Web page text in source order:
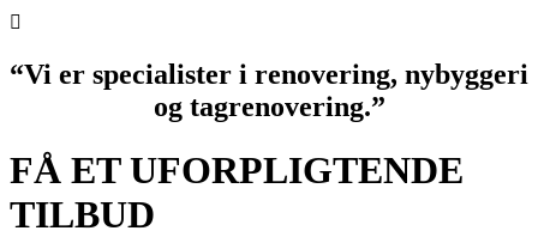

“Vi er specialister i renovering, nybyggeri
og tagrenovering.”
FÅ ET UFORPLIGTENDE
TILBUD